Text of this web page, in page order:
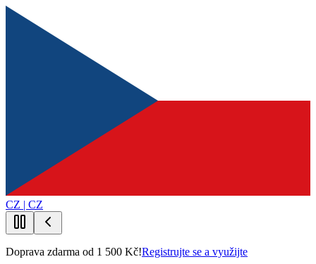
CZ | CZ
Doprava zdarma od 1 500 Kč!Registrujte se a využijte